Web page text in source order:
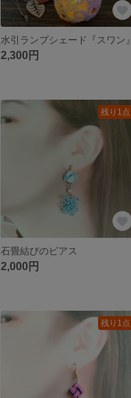
水引ランプシェード『スワン』
2,300円
残り1点
石畳結びのピアス
2,000円
残り1点